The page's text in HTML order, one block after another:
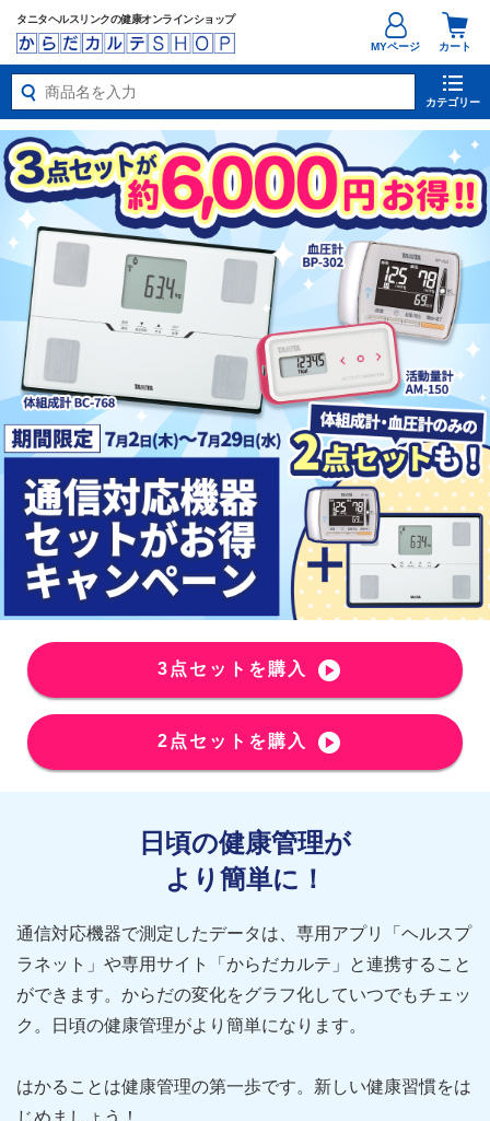
タニタヘルスリンクの健康オンラインショップ
カート
MYページ
カテゴリー
3点セットを購入
2点セットを購入
日頃の健康管理が
より簡単に！
通信対応機器で測定したデータは、専用アプリ「ヘルスプ
ラネット」や専用サイト「からだカルテ」と連携すること
ができます。からだの変化をグラフ化していつでもチェッ
ク。日頃の健康管理がより簡単になります。
はかることは健康管理の第一歩です。新しい健康習慣をは
じめましょう！